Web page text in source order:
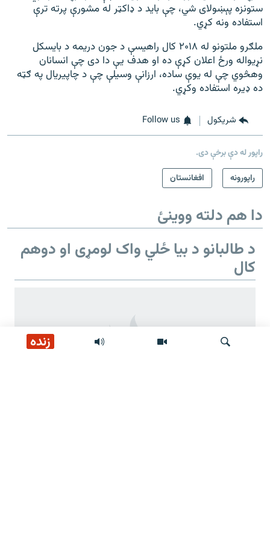
زنده
ستونزه پېښولای شي، چې باید د ډاکټر له مشورې پرته ترې
استفاده ونه کړي.
ملګرو ملتونو له ۲۰۱۸ کال راهیسې د جون دریمه د بایسکل
نړیواله ورځ اعلان کړې ده او هدف یې دا دی چې انسانان
وهڅوي چې له یوې ساده، ارزانې وسیلې چې د چاپيریال په ګټه
ده ډیره استفاده وکړي.
شريکول Follow us
راپور له دې برخې دی.
راپورونه
افغانستان
دا هم دلته ووینئ
د طالبانو د بیا ځلي واک لومړی او دوهم
کال